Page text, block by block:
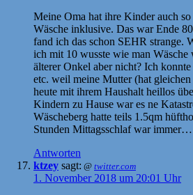
Meine Oma hat ihre Kinder auch so
Wäsche inklusive. Das war Ende
fand ich das schon SEHR strange.
ich mit 10 wusste wie man Wäsche
älterer Onkel aber nicht? Ich
etc. weil meine Mutter (hat gleichen
heute mit ihrem Haushalt heillos
Kindern zu Hause war es ne
Wäscheberg hatte teils 1.5qm
Stunden Mittagsschlaf war immer…
Antworten
ktzey sagt: @ twitter.com
1. November 2018 um 20:01 Uhr